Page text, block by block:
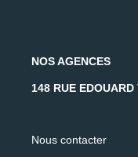
NOS AGENCES
148 RUE
Nous contacter